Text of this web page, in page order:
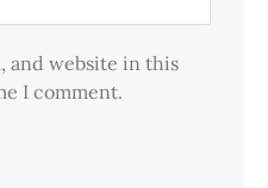
and website in this
I comment.